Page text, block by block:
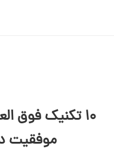
10 تکنیک فوق
موفقیت